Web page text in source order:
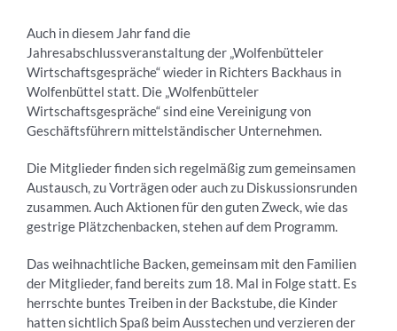
Auch in diesem Jahr fand die
Jahresabschlussveranstaltung der „Wolfenbütteler
Wirtschaftsgespräche“ wieder in Richters Backhaus in
Wolfenbüttel statt. Die „Wolfenbütteler
Wirtschaftsgespräche“ sind eine Vereinigung von
Geschäftsführern mittelständischer Unternehmen.
Die Mitglieder finden sich regelmäßig zum gemeinsamen
Austausch, zu Vorträgen oder auch zu Diskussionsrunden
zusammen. Auch Aktionen für den guten Zweck, wie das
gestrige Plätzchenbacken, stehen auf dem Programm.
Das weihnachtliche Backen, gemeinsam mit den Familien
der Mitglieder, fand bereits zum 18. Mal in Folge statt. Es
herrschte buntes Treiben in der Backstube, die Kinder
hatten sichtlich Spaß beim Ausstechen und verzieren der